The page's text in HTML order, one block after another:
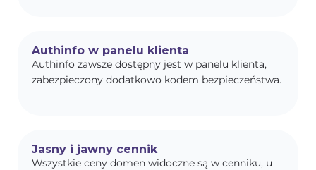
Authinfo w panelu klienta
Authinfo zawsze dostępny jest w panelu klienta,
zabezpieczony dodatkowo kodem bezpieczeństwa.
Jasny i jawny cennik
Wszystkie ceny domen widoczne są w cenniku, u